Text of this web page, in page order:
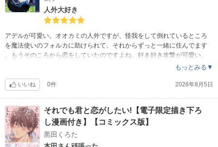
人外大好き
アデルが可愛い。オオカミの人外ですが、怪我をして倒れているところ
を魔法使いのフォルカに助けられて、それからずっと一緒に住んでます
。もうそのころから恋をしていたのですよね。好き好き攻撃が可愛い。
もっとみる▼
いいね 0件 2026年8月5日
それでも君と恋がしたい!【電子限定描き下ろ
し漫画付き】【コミックス版】
黒田くろた